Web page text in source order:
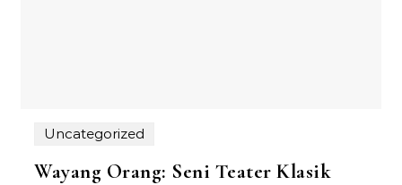
Uncategorized
Wayang Orang: Seni Teater Klasik